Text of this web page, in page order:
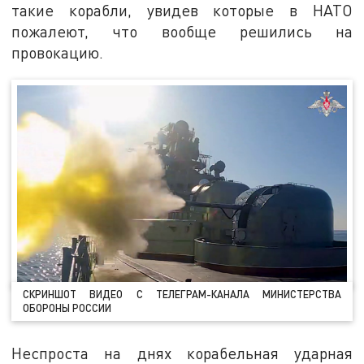
такие корабли, увидев которые в НАТО
пожалеют, что вообще решились на
провокацию.
СКРИНШОТ ВИДЕО С ТЕЛЕГРАМ-КАНАЛА МИНИСТЕРСТВА
ОБОРОНЫ РОССИИ
Неспроста на днях корабельная ударная